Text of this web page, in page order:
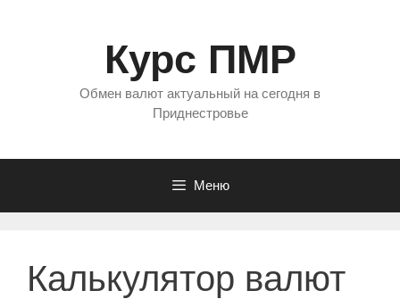
Курс ПМР
Обмен валют актуальный на сегодня в
Приднестровье
Меню
Калькулятор валют